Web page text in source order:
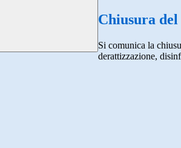
Chiusura del
Si comunica la
derattizzazione,